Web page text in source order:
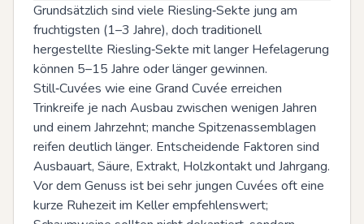
Grundsätzlich sind viele Riesling‑Sekte jung am
fruchtigsten (1–3 Jahre), doch traditionell
hergestellte Riesling‑Sekte mit langer Hefelagerung
können 5–15 Jahre oder länger gewinnen.
Still‑Cuvées wie eine Grand Cuvée erreichen
Trinkreife je nach Ausbau zwischen wenigen Jahren
und einem Jahrzehnt; manche Spitzenassemblagen
reifen deutlich länger. Entscheidende Faktoren sind
Ausbauart, Säure, Extrakt, Holzkontakt und Jahrgang.
Vor dem Genuss ist bei sehr jungen Cuvées oft eine
kurze Ruhezeit im Keller empfehlenswert;